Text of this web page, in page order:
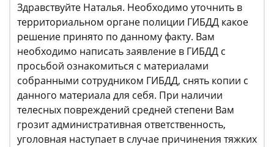
Здравствуйте Наталья. Необходимо уточнить в
территориальном органе полиции ГИБДД какое
решение принято по данному факту. Вам
необходимо написать заявление в ГИБДД с
просьбой ознакомиться с материалами
собранными сотрудником ГИБДД, снять копии с
данного материала для себя. При наличии
телесных повреждений средней степени Вам
грозит административная ответственность,
уголовная наступает в случае причинения тяжких